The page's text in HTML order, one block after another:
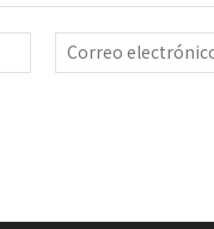
Nombre:*